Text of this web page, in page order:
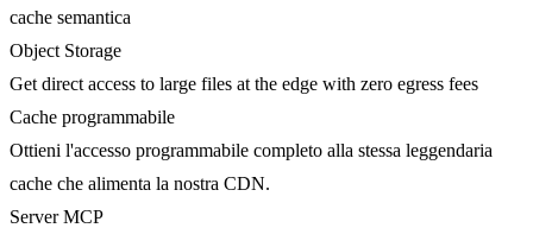
cache semantica
Object Storage
Get direct access to large files at the edge with zero egress fees
Cache programmabile
Ottieni l'accesso programmabile completo alla stessa leggendaria
cache che alimenta la nostra CDN.
Server MCP